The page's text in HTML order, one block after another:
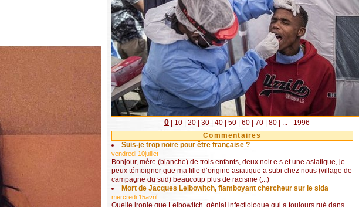
0 | 10 | 20 | 30 | 40 | 50 | 60 | 70 | 80 |
- 1996
Commentaires
Suis-je trop noire pour être française ?
vendredi 10juillet
Bonjour, mère (blanche) de trois enfants, deux noir.e.s et une asiatique, je
peux témoigner que ma fille d’origine asiatique a subi chez nous (village de
campagne du sud) beaucoup plus de racisme (...)
Mort de Jacques Leibowitch, flamboyant chercheur sur le sida
mercredi 15avril
Quelle ironie que Leibowitch, génial infectiologue qui a toujours rué dans